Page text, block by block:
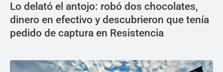
Lo delató el antojo: robó dos chocolates,
dinero en efectivo y descubrieron que tenía
pedido de captura en Resistencia